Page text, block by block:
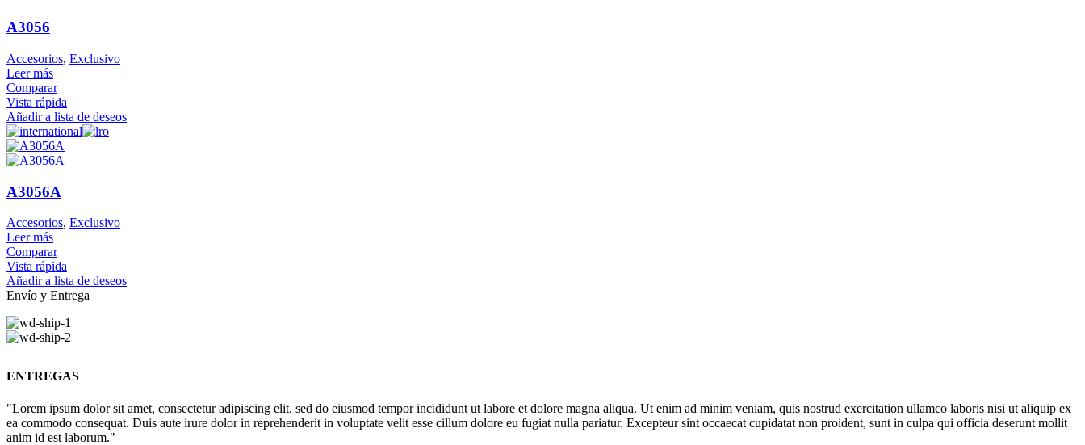
A3056
Accesorios, Exclusivo
Leer más
Comparar
Vista rápida
Añadir a lista de deseos
A3056A
Accesorios, Exclusivo
Leer más
Comparar
Vista rápida
Añadir a lista de deseos
Envío y Entrega
ENTREGAS
"Lorem ipsum dolor sit amet, consectetur adipiscing elit, sed do eiusmod tempor incididunt ut labore et dolore magna aliqua. Ut enim ad minim veniam, quis nostrud exercitation ullamco laboris nisi ut aliquip ex
ea commodo consequat. Duis aute irure dolor in reprehenderit in voluptate velit esse cillum dolore eu fugiat nulla pariatur. Excepteur sint occaecat cupidatat non proident, sunt in culpa qui officia deserunt mollit
anim id est laborum."